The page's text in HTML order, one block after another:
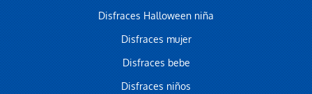
Disfraces Halloween niña
Disfraces mujer
Disfraces bebe
Disfraces niños